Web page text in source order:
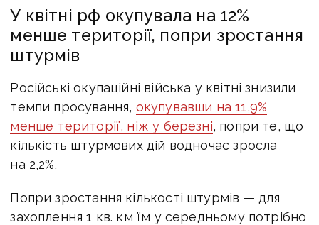
У квітні рф окупувала на 12%
менше території, попри зростання
штурмів
Російські окупаційні війська у квітні знизили
темпи просування, окупувавши на 11,9%
менше території, ніж у березні, попри те, що
кількість штурмових дій водночас зросла
на 2,2%.
Попри зростання кількості штурмів — для
захоплення 1 кв. км їм у середньому потрібно